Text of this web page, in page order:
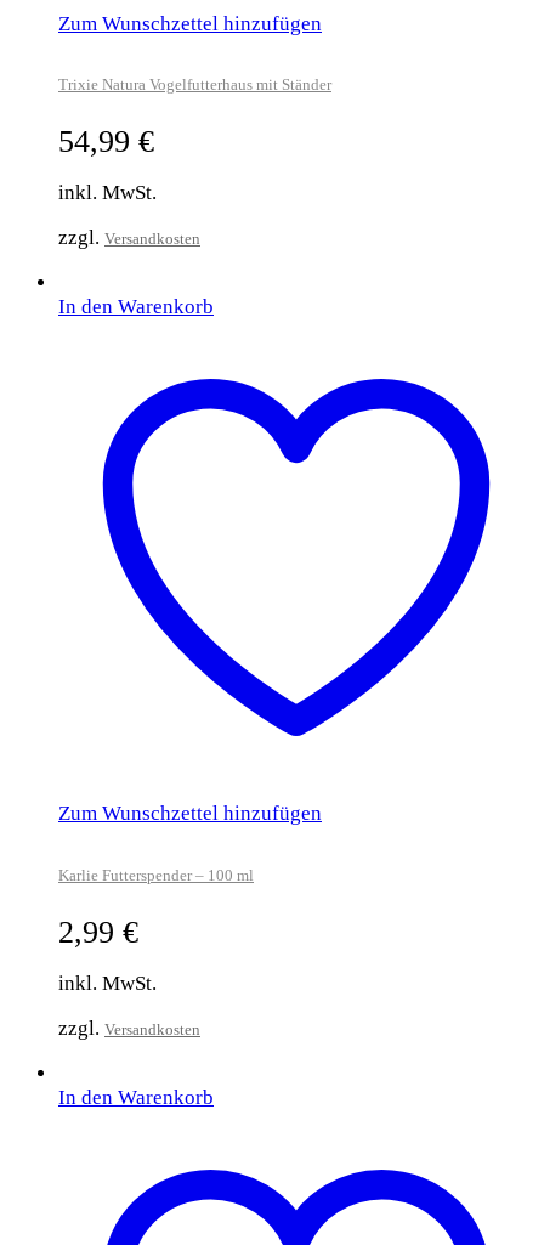
Zum Wunschzettel hinzufügen
Trixie Natura Vogelfutterhaus mit Ständer
54,99 €
inkl. MwSt.
zzgl. Versandkosten
In den Warenkorb
Zum Wunschzettel hinzufügen
Karlie Futterspender – 100 ml
2,99 €
inkl. MwSt.
zzgl. Versandkosten
In den Warenkorb